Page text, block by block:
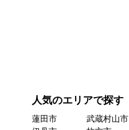
人気のエリアで探す
蓮田市
武蔵村山市